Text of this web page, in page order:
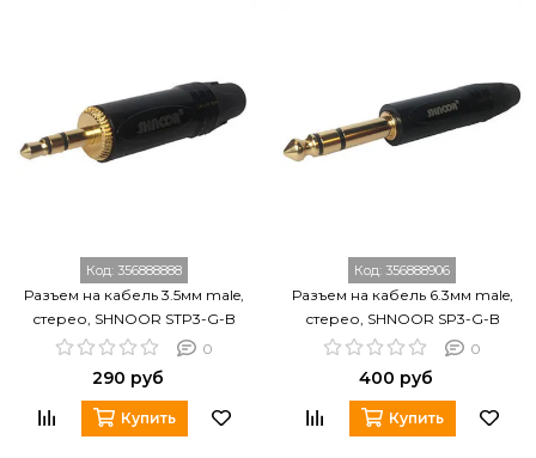
Код: 356888888
Разъем на кабель 3.5мм male,
стерео, SHNOOR STP3-G-B
0
290 руб
Купить
Код: 356888906
Разъем на кабель 6.3мм male,
стерео, SHNOOR SP3-G-B
0
400 руб
Купить